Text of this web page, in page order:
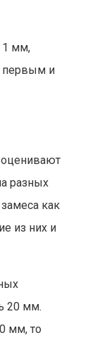
1 мм,
первым и
оценивают
разных
как
из них и
20 мм.
мм, то